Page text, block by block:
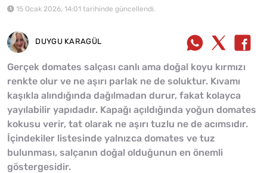
15 Ocak 2026, 14:01 tarihinde güncellendi.
DUYGU KARAGÜL
Gerçek domates salçası canlı ama doğal koyu kırmızı
renkte olur ve ne aşırı parlak ne de soluktur. Kıvamı
kaşıkla alındığında dağılmadan durur, fakat kolayca
yayılabilir yapıdadır. Kapağı açıldığında yoğun domates
kokusu verir, tat olarak ne aşırı tuzlu ne de acımsıdır.
İçindekiler listesinde yalnızca domates ve tuz
bulunması, salçanın doğal olduğunun en önemli
göstergesidir.